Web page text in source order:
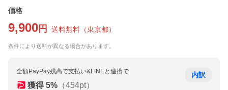
価格
9,900 円 送料無料 （東京都）
条件により送料が異なる場合があります。
全額PayPay残高で支払い&LINEと連携で
獲得 5% （454pt）
内訳